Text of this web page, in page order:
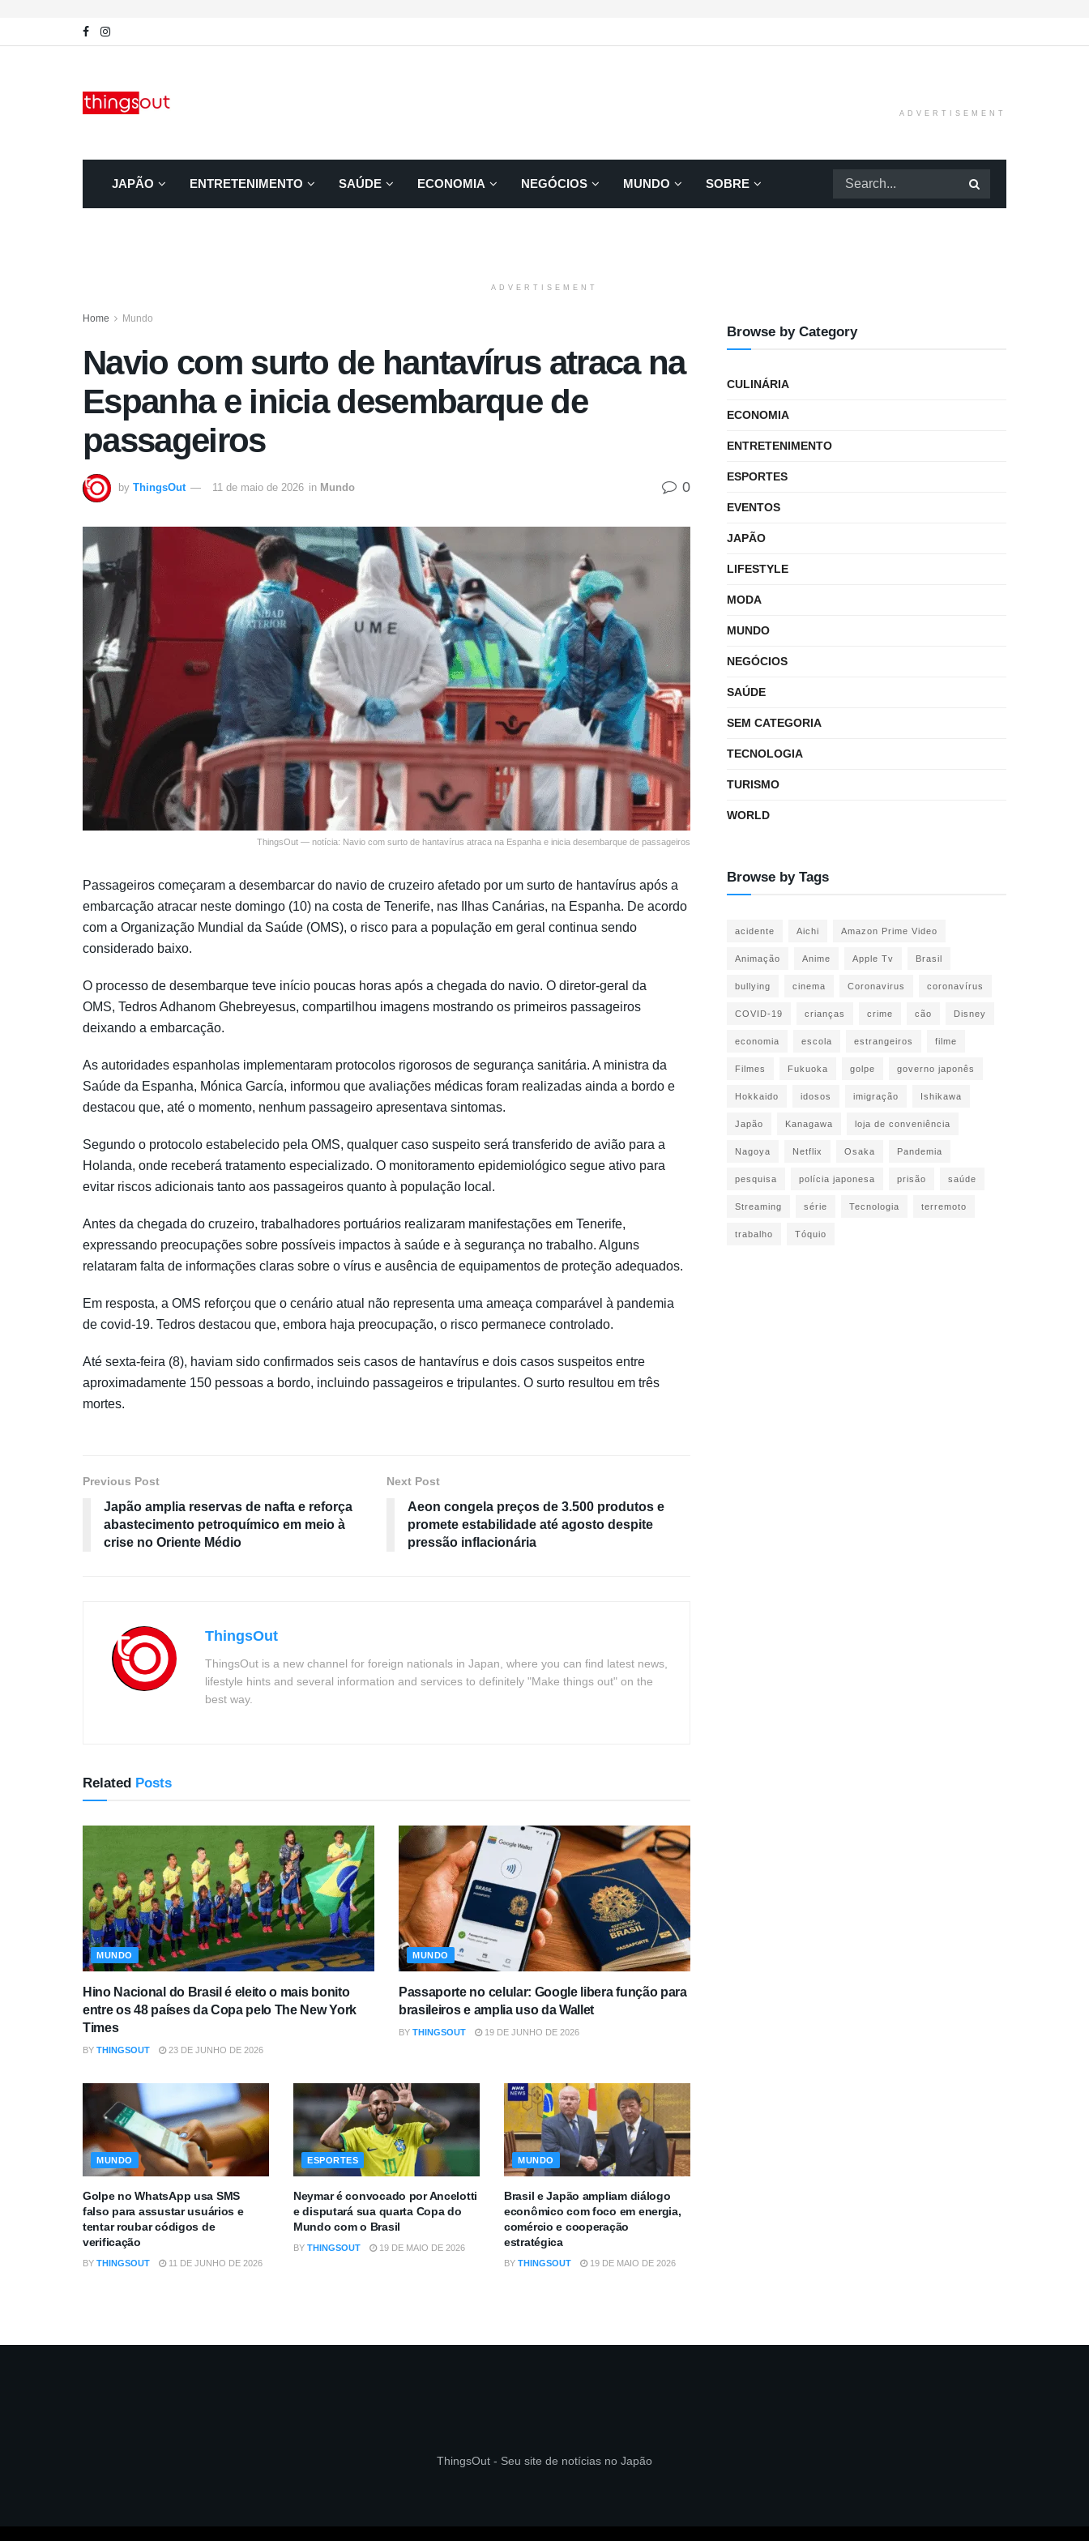
ADVERTISEMENT
JAPÃO ENTRETENIMENTO SAÚDE ECONOMIA NEGÓCIOS MUNDO SOBRE
ADVERTISEMENT
Home Mundo
Navio com surto de hantavírus atraca na
Espanha e inicia desembarque de
passageiros
by ThingsOut 11 de maio de 2026 in Mundo 0
ThingsOut — notícia: Navio com surto de hantavírus atraca na Espanha e inicia desembarque de passageiros
Passageiros começaram a desembarcar do navio de cruzeiro afetado por um surto de hantavírus após a
embarcação atracar neste domingo (10) na costa de Tenerife, nas Ilhas Canárias, na Espanha. De acordo
com a Organização Mundial da Saúde (OMS), o risco para a população em geral continua sendo
considerado baixo.
O processo de desembarque teve início poucas horas após a chegada do navio. O diretor-geral da
OMS, Tedros Adhanom Ghebreyesus, compartilhou imagens mostrando os primeiros passageiros
deixando a embarcação.
As autoridades espanholas implementaram protocolos rigorosos de segurança sanitária. A ministra da
Saúde da Espanha, Mónica García, informou que avaliações médicas foram realizadas ainda a bordo e
destacou que, até o momento, nenhum passageiro apresentava sintomas.
Segundo o protocolo estabelecido pela OMS, qualquer caso suspeito será transferido de avião para a
Holanda, onde receberá tratamento especializado. O monitoramento epidemiológico segue ativo para
evitar riscos adicionais tanto aos passageiros quanto à população local.
Antes da chegada do cruzeiro, trabalhadores portuários realizaram manifestações em Tenerife,
expressando preocupações sobre possíveis impactos à saúde e à segurança no trabalho. Alguns
relataram falta de informações claras sobre o vírus e ausência de equipamentos de proteção adequados.
Em resposta, a OMS reforçou que o cenário atual não representa uma ameaça comparável à pandemia
de covid-19. Tedros destacou que, embora haja preocupação, o risco permanece controlado.
Até sexta-feira (8), haviam sido confirmados seis casos de hantavírus e dois casos suspeitos entre
aproximadamente 150 pessoas a bordo, incluindo passageiros e tripulantes. O surto resultou em três
mortes.
Previous Post
Japão amplia reservas de nafta e reforça
abastecimento petroquímico em meio à
crise no Oriente Médio
Next Post
Aeon congela preços de 3.500 produtos e
promete estabilidade até agosto despite
pressão inflacionária
ThingsOut
ThingsOut is a new channel for foreign nationals in Japan, where you can find latest news,
lifestyle hints and several information and services to definitely "Make things out" on the
best way.
Related Posts
MUNDO
Hino Nacional do Brasil é eleito o mais bonito
entre os 48 países da Copa pelo The New York
Times
BY THINGSOUT 23 DE JUNHO DE 2026
MUNDO
Passaporte no celular: Google libera função para
brasileiros e amplia uso da Wallet
BY THINGSOUT 19 DE JUNHO DE 2026
MUNDO
Golpe no WhatsApp usa SMS
falso para assustar usuários e
tentar roubar códigos de
verificação
BY THINGSOUT 11 DE JUNHO DE 2026
ESPORTES
Neymar é convocado por Ancelotti
e disputará sua quarta Copa do
Mundo com o Brasil
BY THINGSOUT 19 DE MAIO DE 2026
MUNDO
Brasil e Japão ampliam diálogo
econômico com foco em energia,
comércio e cooperação
estratégica
BY THINGSOUT 19 DE MAIO DE 2026
Browse by Category
CULINÁRIA
ECONOMIA
ENTRETENIMENTO
ESPORTES
EVENTOS
JAPÃO
LIFESTYLE
MODA
MUNDO
NEGÓCIOS
SAÚDE
SEM CATEGORIA
TECNOLOGIA
TURISMO
WORLD
Browse by Tags
acidente Aichi Amazon Prime Video
Animação Anime Apple Tv Brasil
bullying cinema Coronavirus coronavírus
COVID-19 crianças crime cão Disney
economia escola estrangeiros filme
Filmes Fukuoka golpe governo japonês
Hokkaido idosos imigração Ishikawa
Japão Kanagawa loja de conveniência
Nagoya Netflix Osaka Pandemia
pesquisa polícia japonesa prisão saúde
Streaming série Tecnologia terremoto
trabalho Tóquio
ThingsOut - Seu site de notícias no Japão